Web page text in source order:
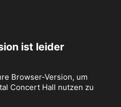
ist leider
Browser-Version, um
Concert Hall nutzen zu